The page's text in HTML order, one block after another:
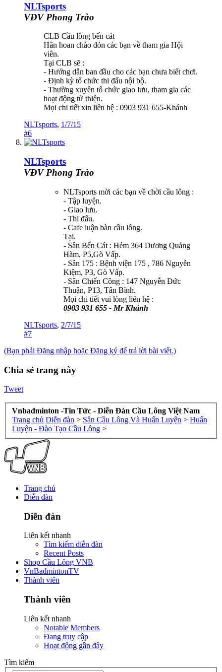
NLTsports
VĐV Phong Trào
CLB Cầu lông bến cát
Hân hoan chào đón các bạn về tham gia Hội
viên.
Tại CLB sẽ :
- Hướng dẫn ban đầu cho các bạn chưa biết chơi.
- Định kỳ tổ chức thi đấu nội bộ.
- Thường xuyên tổ chức giao lưu, tham gia các
hoạt động từ thiện.
Mọi chi tiết xin liên hệ : 0903 931 655-Khánh
NLTsports, 1/7/15
#6
NLTsports
VĐV Phong Trào
NLTsports mời các bạn về chời cầu lông :
- Tập luyện.
- Giao lưu.
- Thi đấu.
- Cafe luận bàn cầu lông.
Tại.
- Sân Bến Cát : Hẻm 364 Dương Quảng
Hàm, P5,Gò Vấp.
- Sân 175 : Bệnh viện 175 , 786 Nguyễn
Kiệm, P3, Gò Vấp.
- Sân Chiến Công : 147 Nguyễn Đức
Thuận, P13, Tân Bình.
Mọi chi tiết vui lòng liên hệ :
0903 931 655 - Mr Khánh
NLTsports, 2/7/15
#7
(Bạn phải Đăng nhập hoặc Đăng ký để trả lời bài viết.)
Chia sẻ trang này
Tweet
Vnbadminton -Tin Tức - Diễn Đàn Cầu Lông Việt Nam
Trang chủ Diễn đàn > Sân Cầu Lông Và Huấn Luyện > Huấn
Luyện - Đào Tạo Cầu Lông >
Trang chủ
Diễn đàn
Diễn đàn
Liên kết nhanh
Tìm kiếm diễn đàn
Recent Posts
Shop Cầu Lông VNB
VnBadmintonTV
Thành viên
Thành viên
Liên kết nhanh
Notable Members
Đang truy cập
Hoạt động gần đây
Tìm kiếm